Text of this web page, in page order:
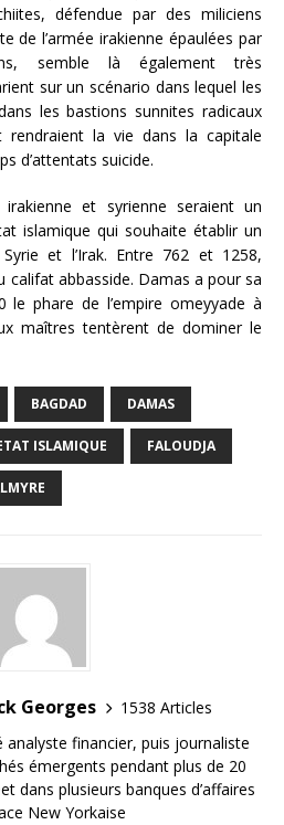
défendue par des miliciens
de l’armée irakienne épaulées par
semble là également très
sur un scénario dans lequel les
les bastions sunnites radicaux
rendraient la vie dans la capitale
d’attentats suicide.
et syrienne seraient un
islamique qui souhaite établir un
et l’Irak. Entre 762 et 1258,
califat abbasside. Damas a pour sa
phare de l’empire omeyyade à
maîtres tentèrent de dominer le
BAGDAD DAMAS
ISLAMIQUE FALOUDJA
Georges
1538 Articles
analyste financier, puis journaliste
émergents pendant plus de 20
dans plusieurs banques d’affaires
New Yorkaise